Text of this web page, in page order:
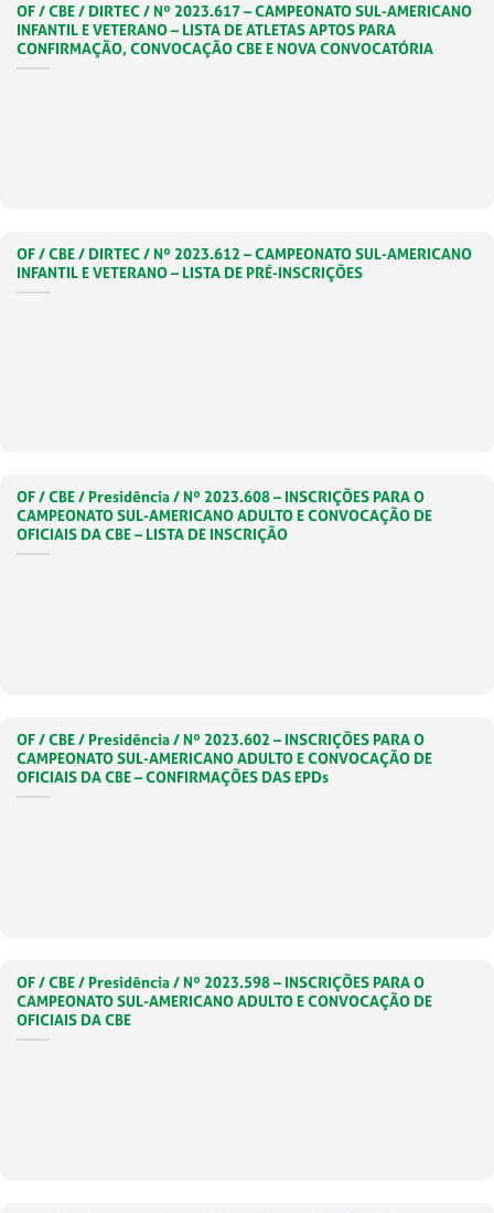
OF / CBE / DIRTEC / Nº 2023.617 – CAMPEONATO SUL-AMERICANO
INFANTIL E VETERANO – LISTA DE ATLETAS APTOS PARA
CONFIRMAÇÃO, CONVOCAÇÃO CBE E NOVA CONVOCATÓRIA
OF / CBE / DIRTEC / Nº 2023.612 – CAMPEONATO SUL-AMERICANO
INFANTIL E VETERANO – LISTA DE PRÉ-INSCRIÇÕES
OF / CBE / Presidência / Nº 2023.608 – INSCRIÇÕES PARA O
CAMPEONATO SUL-AMERICANO ADULTO E CONVOCAÇÃO DE
OFICIAIS DA CBE – LISTA DE INSCRIÇÃO
OF / CBE / Presidência / Nº 2023.602 – INSCRIÇÕES PARA O
CAMPEONATO SUL-AMERICANO ADULTO E CONVOCAÇÃO DE
OFICIAIS DA CBE – CONFIRMAÇÕES DAS EPDs
OF / CBE / Presidência / Nº 2023.598 – INSCRIÇÕES PARA O
CAMPEONATO SUL-AMERICANO ADULTO E CONVOCAÇÃO DE
OFICIAIS DA CBE